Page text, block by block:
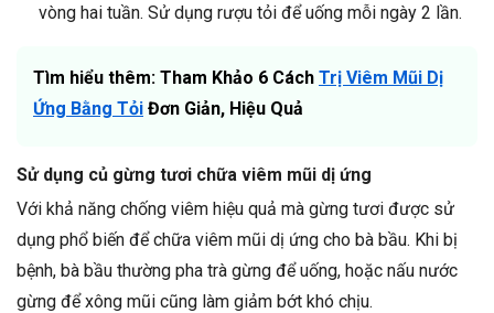
vòng hai tuần. Sử dụng rượu tỏi để uống mỗi ngày 2 lần.
Tìm hiểu thêm: Tham Khảo 6 Cách Trị Viêm Mũi Dị
Ứng Bằng Tỏi Đơn Giản, Hiệu Quả
Sử dụng củ gừng tươi chữa viêm mũi dị ứng
Với khả năng chống viêm hiệu quả mà gừng tươi được sử
dụng phổ biến để chữa viêm mũi dị ứng cho bà bầu. Khi bị
bệnh, bà bầu thường pha trà gừng để uống, hoặc nấu nước
gừng để xông mũi cũng làm giảm bớt khó chịu.